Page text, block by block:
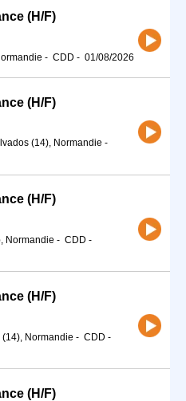
(H/F)
- CDD - 01/08/2026
(H/F)
(14), Normandie -
(H/F)
Normandie - CDD -
(H/F)
Normandie - CDD -
(H/F)